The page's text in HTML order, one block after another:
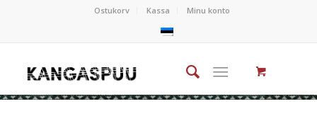
Ostukorv Kassa Minu konto